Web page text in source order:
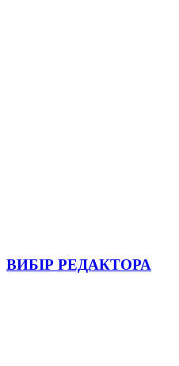
ВИБІР РЕДАКТОРА